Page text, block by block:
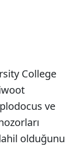
College
ve
olduğunu